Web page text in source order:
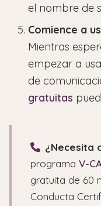
el nombre de
Comience a
Mientras
empezar a
de
gratuitas
¿Necesita
programa V-
gratuita de 60
Conducta